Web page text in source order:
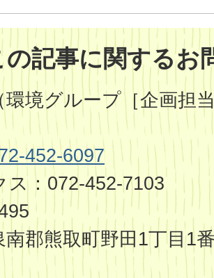
の記事に関するお
環境グループ［企画担
452-6097
ス：072-452-7103
南郡熊取町野田1丁目1